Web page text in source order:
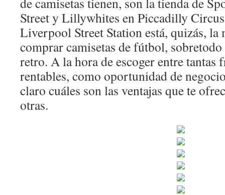
Street y Lillywhites en Piccadilly
Liverpool Street Station está, quizás, la
comprar camisetas de fútbol, sobretodo
retro. A la hora de escoger entre tantas
rentables, como oportunidad de
claro cuáles son las ventajas que te
otras.